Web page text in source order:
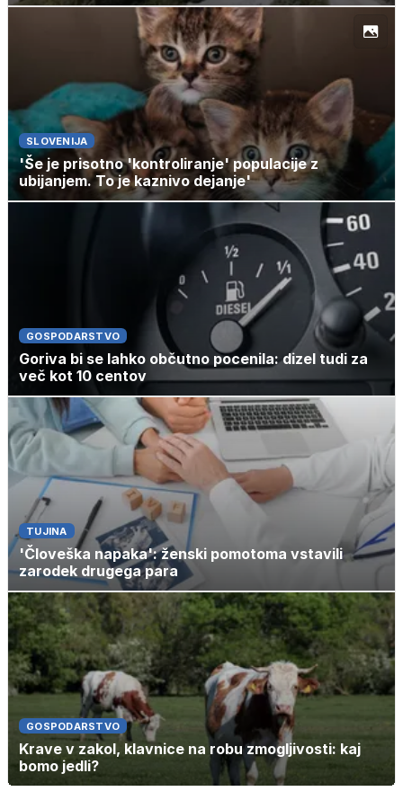
SLOVENIJA
'Še je prisotno 'kontroliranje' populacije z
ubijanjem. To je kaznivo dejanje'
GOSPODARSTVO
Goriva bi se lahko občutno pocenila: dizel tudi za
več kot 10 centov
TUJINA
'Človeška napaka': ženski pomotoma vstavili
zarodek drugega para
GOSPODARSTVO
Krave v zakol, klavnice na robu zmogljivosti: kaj
bomo jedli?